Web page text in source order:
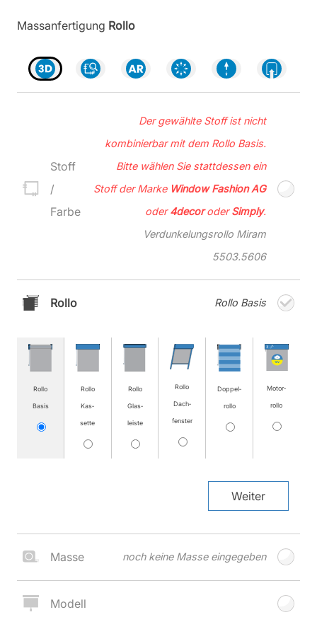
Massanfertigung Rollo
Stoff
/
Farbe
Der gewählte Stoff ist nicht
kombinierbar mit dem Rollo Basis.
Bitte wählen Sie stattdessen ein
Stoff der Marke Window Fashion AG
oder4decoroderSimply.
Verdunkelungsrollo Miram
5503.5606
Rollo Rollo Basis
Rollo
Basis
Rollo
Kas­
sette
Rollo
Glas­
leiste
Rollo
Dach­
fenster
Doppel­
rollo
Motor­
rollo
Weiter
Masse noch keine Masse eingegeben
Modell